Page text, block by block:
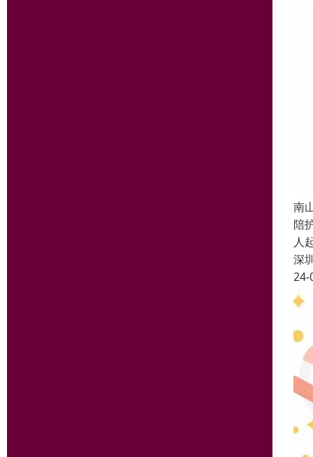
南
陪
人
深
24-